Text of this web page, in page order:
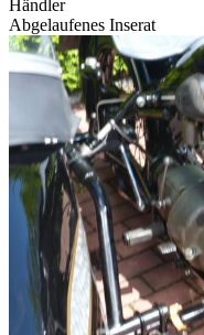
Händler
Abgelaufenes Inserat